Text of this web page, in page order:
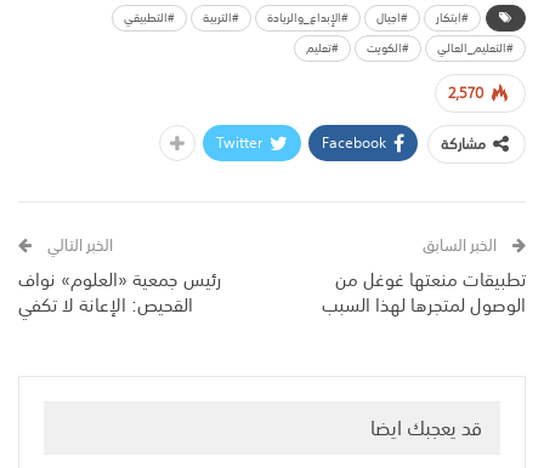
#ابتكار #اجيال #الإبداع_والريادة #التربية
#التطبيقي
#التعليم_العالي
#الكويت #تعليم
2,570
مشاركة
Facebook
Twitter
الخبر السابق
تطبيقات منعتها غوغل من
الوصول لمتجرها لهذا السبب
الخبر التالي
رئيس جمعية «العلوم» نواف
القحيص: الإعانة لا تكفي
قد يعجبك ايضا